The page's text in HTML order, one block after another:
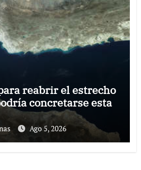
reabrir el estrecho
concretarse esta
Ago 5, 2026